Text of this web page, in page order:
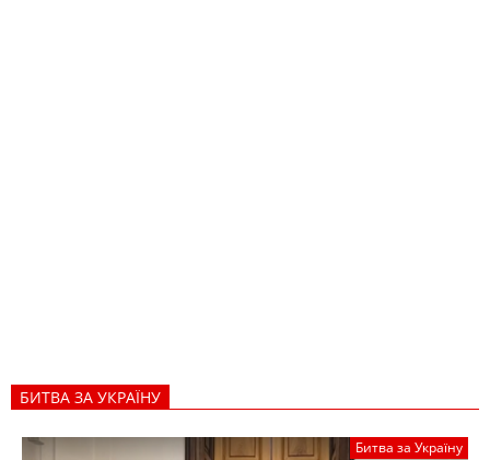
БИТВА ЗА УКРАЇНУ
Битва за Україну